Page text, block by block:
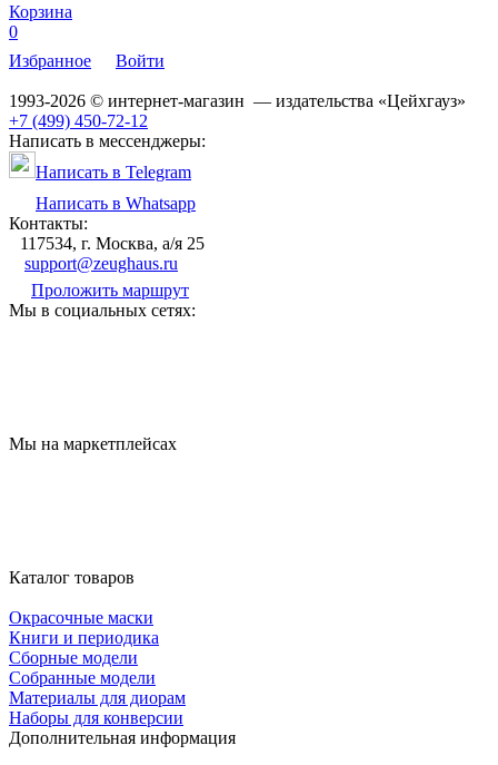
Корзина
0
Избранное
Войти
1993-2026 © интернет-магазин — издательства «Цейхгауз»
+7 (499) 450-72-12
Написать в мессенджеры:
Написать в Telegram
Написать в Whatsapp
Контакты:
117534, г. Москва, а/я 25
support@zeughaus.ru
Проложить маршрут
Мы в социальных сетях:
Мы на маркетплейсах
Каталог товаров
Окрасочные маски
Книги и периодика
Сборные модели
Собранные модели
Материалы для диорам
Наборы для конверсии
Дополнительная информация